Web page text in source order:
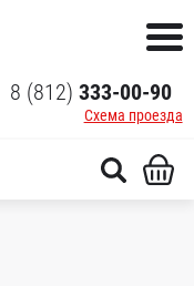
8 (812) 333-00-90
Схема проезда